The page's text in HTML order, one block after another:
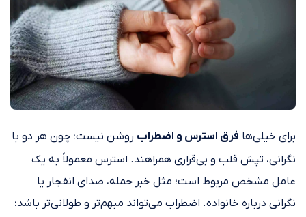
برای خیلی‌ها فرق استرس و اضطراب روشن نیست؛ چون هر دو با
نگرانی، تپش قلب و بی‌قراری همراهند. استرس معمولاً به یک
عامل مشخص مربوط است؛ مثل خبر حمله، صدای انفجار یا
نگرانی درباره خانواده. اضطراب می‌تواند مبهم‌تر و طولانی‌تر باشد؛